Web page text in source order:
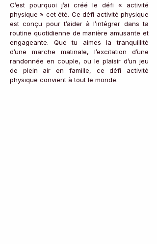
C’est pourquoi j’ai créé le défi « activité
physique » cet été. Ce défi activité physique
est conçu pour t’aider à l’intégrer dans ta
routine quotidienne de manière amusante et
engageante. Que tu aimes la tranquillité
d’une marche matinale, l’excitation d’une
randonnée en couple, ou le plaisir d’un jeu
de plein air en famille, ce défi activité
physique convient à tout le monde.